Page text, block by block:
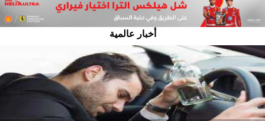
أخبار عالمية